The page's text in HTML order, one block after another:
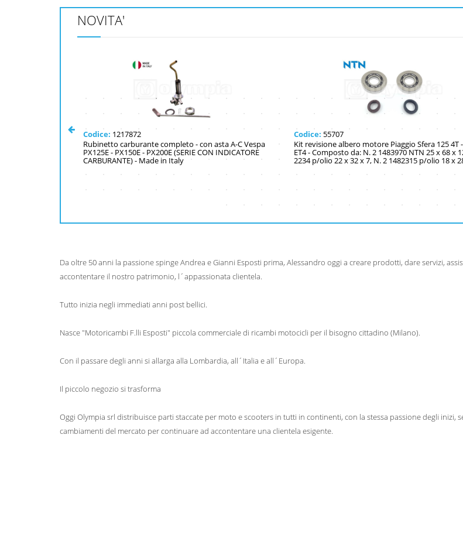
NOVITA'
Codice: 1217872
Rubinetto carburante completo - con asta A-C Vespa
PX125E - PX150E - PX200E (SERIE CON INDICATORE
CARBURANTE) - Made in Italy
Codice: 55707
Kit revisione albero motore Piaggio Sfera 125 4T
ET4 - Composto da: N. 2 1483970 NTN 25 x 68 x
2234 p/olio 22 x 32 x 7, N. 2 1482315 p/olio 18 x
Da oltre 50 anni la passione spinge Andrea e Gianni Esposti prima, Alessandro oggi a creare prodotti, dare servizi,
accontentare il nostro patrimonio, l´appassionata clientela.
Tutto inizia negli immediati anni post bellici.
Nasce "Motoricambi F.lli Esposti" piccola commerciale di ricambi motocicli per il bisogno cittadino (Milano).
Con il passare degli anni si allarga alla Lombardia, all´Italia e all´Europa.
Il piccolo negozio si trasforma
Oggi Olympia srl distribuisce parti staccate per moto e scooters in tutti in continenti, con la stessa passione degli inizi,
cambiamenti del mercato per continuare ad accontentare una clientela esigente.